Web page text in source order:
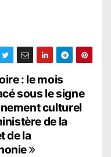
: le mois
sous le signe
culturel
de la
de la